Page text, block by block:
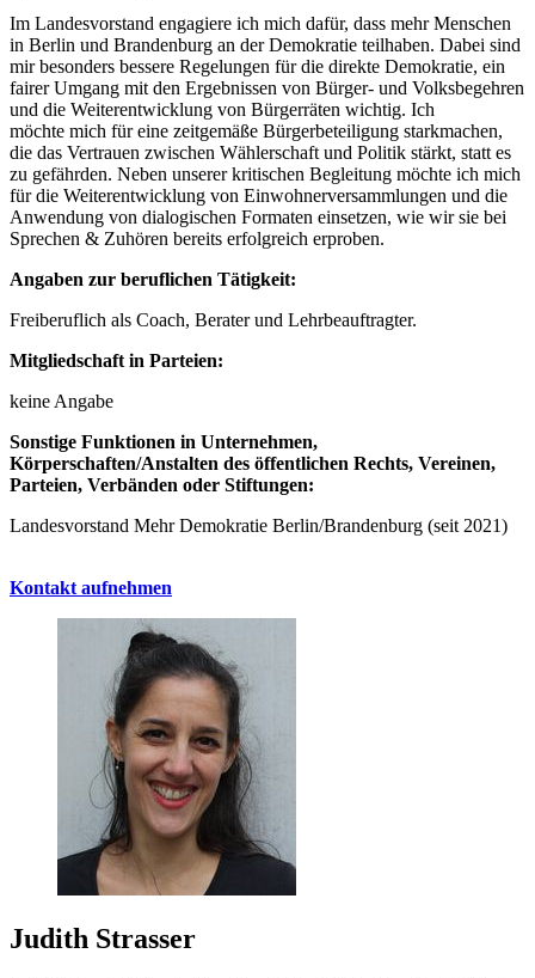
Im Landesvorstand engagiere ich mich dafür, dass mehr Menschen
in Berlin und Brandenburg an der Demokratie teilhaben. Dabei sind
mir besonders bessere Regelungen für die direkte Demokratie, ein
fairer Umgang mit den Ergebnissen von Bürger- und Volksbegehren
und die Weiterentwicklung von Bürgerräten wichtig. Ich
möchte mich für eine zeitgemäße Bürgerbeteiligung starkmachen,
die das Vertrauen zwischen Wählerschaft und Politik stärkt, statt es
zu gefährden. Neben unserer kritischen Begleitung möchte ich mich
für die Weiterentwicklung von Einwohnerversammlungen und die
Anwendung von dialogischen Formaten einsetzen, wie wir sie bei
Sprechen & Zuhören bereits erfolgreich erproben.
Angaben zur beruflichen Tätigkeit:
Freiberuflich als Coach, Berater und Lehrbeauftragter.
Mitgliedschaft in Parteien:
keine Angabe
Sonstige Funktionen in Unternehmen,
Körperschaften/Anstalten des öffentlichen Rechts, Vereinen,
Parteien, Verbänden oder Stiftungen:
Landesvorstand Mehr Demokratie Berlin/Brandenburg (seit 2021)
Kontakt aufnehmen
Judith Strasser